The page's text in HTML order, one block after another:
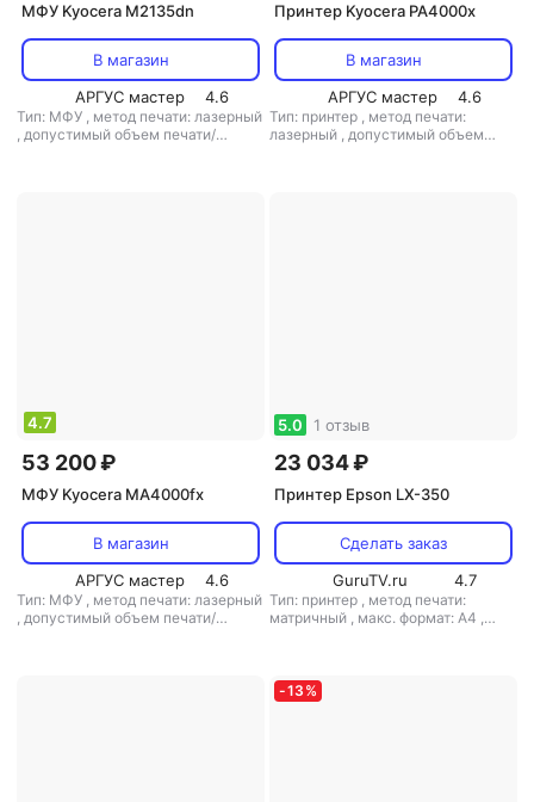
МФУ Kyocera M2135dn
В магазин
АРГУС мастер
4.6
Тип: МФУ , метод печати: лазерный
, допустимый объем печати/
Принтер Kyocera PA4000x
В магазин
АРГУС мастер
4.6
Тип: принтер , метод печати:
лазерный , допустимый объем
4.7
53 200 ₽
МФУ Kyocera MA4000fx
В магазин
АРГУС мастер
4.6
Тип: МФУ , метод печати: лазерный
, допустимый объем печати/
5.0 1 отзыв
23 034 ₽
Принтер Epson LX-350
Сделать заказ
GuruTV.ru
4.7
Тип: принтер , метод печати:
матричный , макс. формат: A4 ,
-13 %